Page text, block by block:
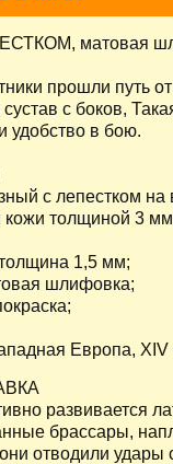
матовая
прошли путь
с боков,
удобство в бою.
с лепестком
кожи толщиной 3
1,5 мм;
шлифовка;
Европа, XIV
развивается
брассары,
отводили удары